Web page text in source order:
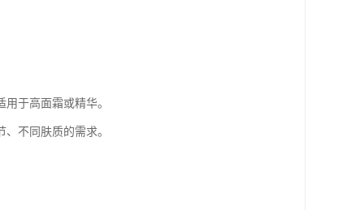
于高面霜或精华。
不同肤质的需求。